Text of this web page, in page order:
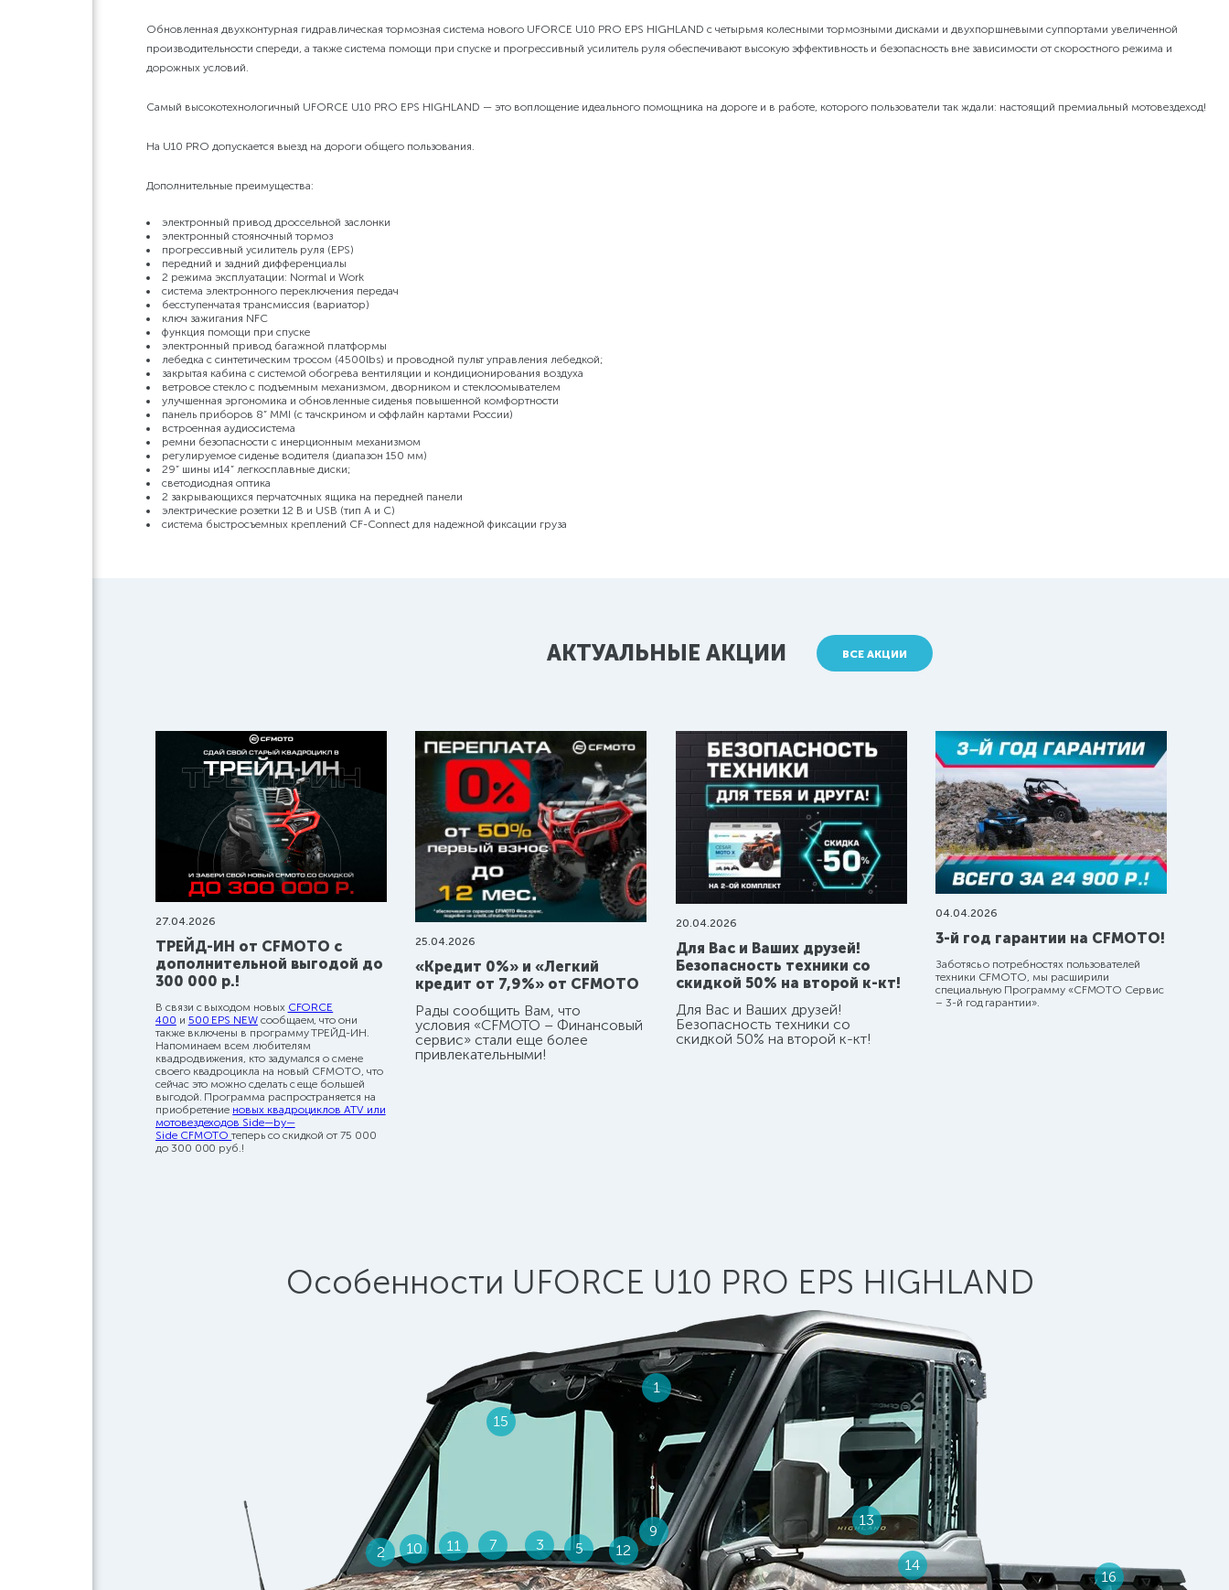
Обновленная двухконтурная гидравлическая тормозная система нового UFORCE U10 PRO EPS HIGHLAND с четырьмя колесными тормозными дисками и двухпоршневыми суппортами увеличенной
производительности спереди, а также система помощи при спуске и прогрессивный усилитель руля обеспечивают высокую эффективность и безопасность вне зависимости от скоростного режима и
дорожных условий.
Самый высокотехнологичный UFORCE U10 PRO EPS HIGHLAND — это воплощение идеального помощника на дороге и в работе, которого пользователи так ждали: настоящий премиальный мотовездеход!
На U10 PRO допускается выезд на дороги общего пользования.
Дополнительные преимущества:
электронный привод дроссельной заслонки
электронный стояночный тормоз
прогрессивный усилитель руля (EPS)
передний и задний дифференциалы
2 режима эксплуатации: Normal и Work
система электронного переключения передач
бесступенчатая трансмиссия (вариатор)
ключ зажигания NFC
функция помощи при спуске
электронный привод багажной платформы
лебедка с синтетическим тросом (4500lbs) и проводной пульт управления лебедкой;
закрытая кабина с системой обогрева вентиляции и кондиционирования воздуха
ветровое стекло с подъемным механизмом, дворником и стеклоомывателем
улучшенная эргономика и обновленные сиденья повышенной комфортности
панель приборов 8” MMI (с тачскрином и оффлайн картами России)
встроенная аудиосистема
ремни безопасности с инерционным механизмом
регулируемое сиденье водителя (диапазон 150 мм)
29” шины и14” легкосплавные диски;
светодиодная оптика
2 закрывающихся перчаточных ящика на передней панели
электрические розетки 12 В и USB (тип А и С)
система быстросъемных креплений CF-Connect для надежной фиксации груза
АКТУАЛЬНЫЕ АКЦИИ ВСЕ АКЦИИ
27.04.2026
ТРЕЙД-ИН от CFMOTO с
дополнительной выгодой до
300 000 р.!
В связи с выходом новых CFORCE
400 и 500 EPS NEW сообщаем, что они
также включены в программу ТРЕЙД-ИН.
Напоминаем всем любителям
квадродвижения, кто задумался о смене
своего квадроцикла на новый CFMOTO, что
сейчас это можно сделать с еще большей
выгодой. Программа распространяется на
приобретение новых квадроциклов ATV или
мотовездеходов Side—by—
Side CFMOTOтеперь со скидкой от 75 000
до 300 000 руб.!
25.04.2026
«Кредит 0%» и «Легкий
кредит от 7,9%» от CFMOTO
Рады сообщить Вам, что
условия «CFMOTO – Финансовый
сервис» стали еще более
привлекательными!
20.04.2026
Для Вас и Ваших друзей!
Безопасность техники со
скидкой 50% на второй к-кт!
Для Вас и Ваших друзей!
Безопасность техники со
скидкой 50% на второй к-кт!
04.04.2026
3-й год гарантии на CFMOTO!
Заботясь о потребностях пользователей
техники CFMOTO, мы расширили
специальную Программу «CFMOTO Сервис
– 3-й год гарантии».
Особенности UFORCE U10 PRO EPS HIGHLAND